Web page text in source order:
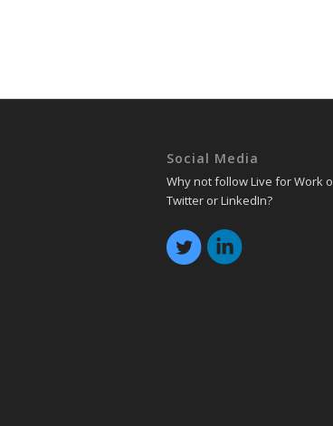
Social Media
Why not follow Live for Work
Twitter or LinkedIn?